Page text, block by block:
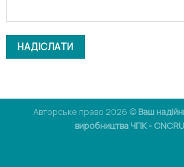
Авторське право 2026 © Ваш
виробництва ЧПК -